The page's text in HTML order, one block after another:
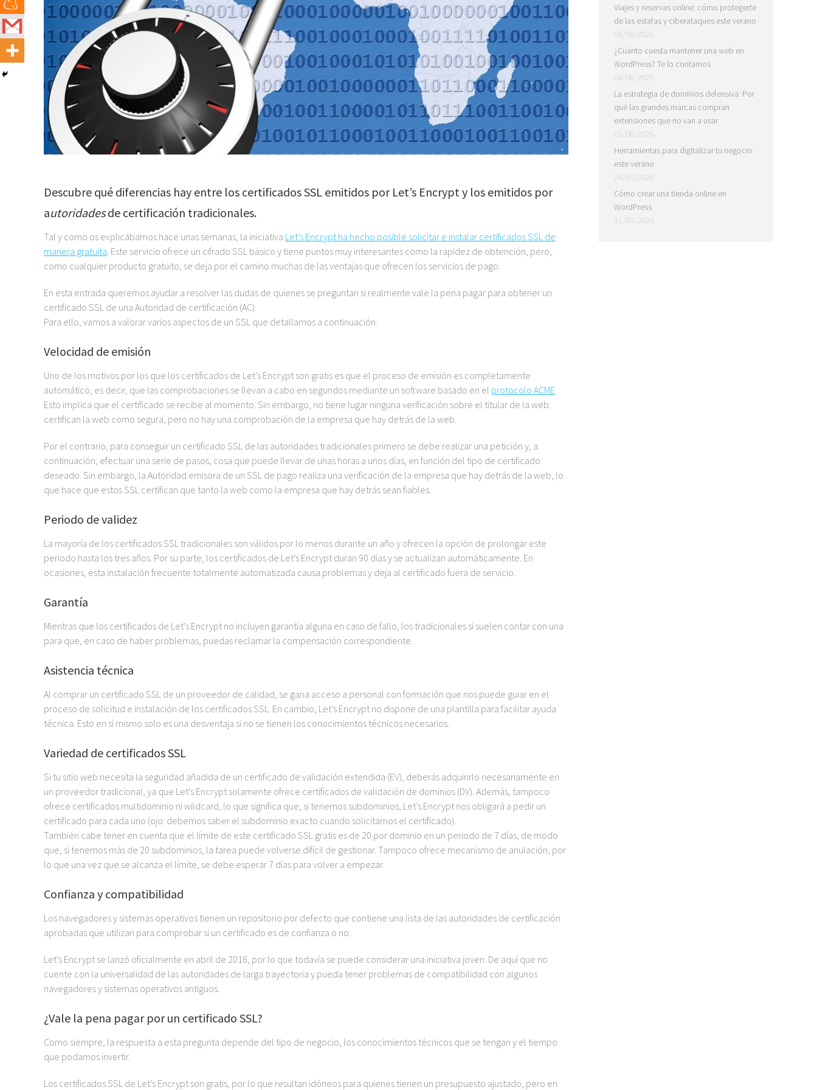
Descubre qué diferencias hay entre los certificados SSL emitidos por Let’s Encrypt y los emitidos por
autoridadesde certificación tradicionales.
Tal y como os explicábamos hace unas semanas, la iniciativa Let’s Encrypt ha hecho posible solicitar e instalar certificados SSL de
manera gratuita . Este servicio ofrece un cifrado SSL básico y tiene puntos muy interesantes como la rapidez de obtención, pero,
como cualquier producto gratuito, se deja por el camino muchas de las ventajas que ofrecen los servicios de pago.
En esta entrada queremos ayudar a resolver las dudas de quienes se preguntan si realmente vale la pena pagar para obtener un
certificado SSL de una Autoridad de certificación (AC).
Para ello, vamos a valorar varios aspectos de un SSL que detallamos a continuación.
Velocidad de emisión
Uno de los motivos por los que los certificados de Let’s Encrypt son gratis es que el proceso de emisión es completamente
automático, es decir, que las comprobaciones se llevan a cabo en segundos mediante un software basado en el protocolo ACME
Esto implica que el certificado se recibe al momento. Sin embargo, no tiene lugar ninguna verificación sobre el titular de la web:
certifican la web como segura, pero no hay una comprobación de la empresa que hay detrás de la web.
Por el contrario, para conseguir un certificado SSL de las autoridades tradicionales primero se debe realizar una petición y, a
continuación, efectuar una serie de pasos, cosa que puede llevar de unas horas a unos días, en función del tipo de certificado
deseado. Sin embargo, la Autoridad emisora de un SSL de pago realiza una verificación de la empresa que hay detrás de la web, lo
que hace que estos SSL certifican que tanto la web como la empresa que hay detrás sean fiables.
Periodo de validez
La mayoría de los certificados SSL tradicionales son válidos por lo menos durante un año y ofrecen la opción de prolongar este
periodo hasta los tres años. Por su parte, los certificados de Let’s Encrypt duran 90 días y se actualizan automáticamente. En
ocasiones, esta instalación frecuente totalmente automatizada causa problemas y deja al certificado fuera de servicio.
Garantía
Mientras que los certificados de Let’s Encrypt no incluyen garantía alguna en caso de fallo, los tradicionales sí suelen contar con una
para que, en caso de haber problemas, puedas reclamar la compensación correspondiente.
Asistencia técnica
Al comprar un certificado SSL de un proveedor de calidad, se gana acceso a personal con formación que nos puede guiar en el
proceso de solicitud e instalación de los certificados SSL. En cambio, Let’s Encrypt no dispone de una plantilla para facilitar ayuda
técnica. Esto en sí mismo solo es una desventaja si no se tienen los conocimientos técnicos necesarios.
Variedad de certificados SSL
Si tu sitio web necesita la seguridad añadida de un certificado de validación extendida (EV), deberás adquirirlo necesariamente en
un proveedor tradicional, ya que Let’s Encrypt solamente ofrece certificados de validación de dominios (DV). Además, tampoco
ofrece certificados multidominio ni wildcard, lo que significa que, si tenemos subdominios, Let’s Encrypt nos obligará a pedir un
certificado para cada uno (ojo: debemos saber el subdominio exacto cuando solicitamos el certificado).
También cabe tener en cuenta que el límite de este certificado SSL gratis es de 20 por dominio en un periodo de 7 días, de modo
que, si tenemos más de 20 subdominios, la tarea puede volverse difícil de gestionar. Tampoco ofrece mecanismo de anulación, por
lo que una vez que se alcanza el límite, se debe esperar 7 días para volver a empezar.
Confianza y compatibilidad
Los navegadores y sistemas operativos tienen un repositorio por defecto que contiene una lista de las autoridades de certificación
aprobadas que utilizan para comprobar si un certificado es de confianza o no.
Let’s Encrypt se lanzó oficialmente en abril de 2016, por lo que todavía se puede considerar una iniciativa joven. De aquí que no
cuente con la universalidad de las autoridades de larga trayectoria y pueda tener problemas de compatibilidad con algunos
navegadores y sistemas operativos antiguos.
¿Vale la pena pagar por un certificado SSL?
Como siempre, la respuesta a esta pregunta depende del tipo de negocio, los conocimientos técnicos que se tengan y el tiempo
que podamos invertir.
Los certificados SSL de Let’s Encrypt son gratis, por lo que resultan idóneos para quienes tienen un presupuesto ajustado, pero en
Viajes y reservas online: cómo protegerte
de las estafas y ciberataques este verano
05/08/2026
¿Cuánto cuesta mantener una web en
WordPress? Te lo contamos
04/08/2026
La estrategia de dominios defensiva: Por
qué las grandes marcas compran
extensiones que no van a usar
03/08/2026
Herramientas para digitalizar tu negocio
este verano
24/07/2026
Cómo crear una tienda online en
WordPress
21/07/2026